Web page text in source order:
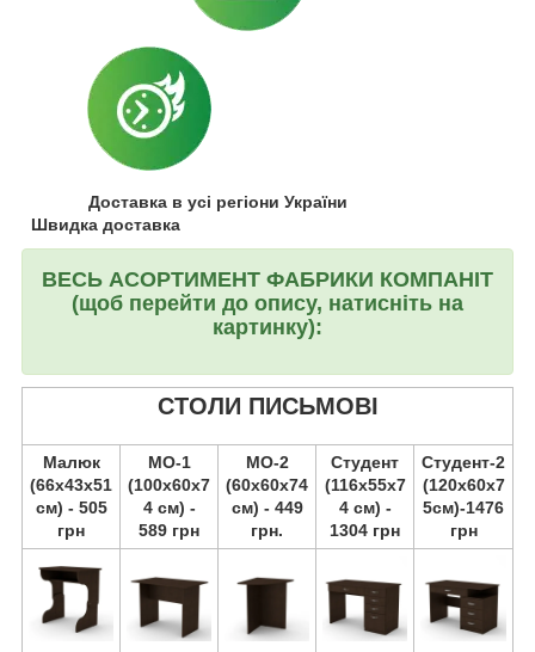
Доставка в усі регіони України
Швидка доставка
ВЕСЬ АСОРТИМЕНТ ФАБРИКИ КОМПАНІТ
(щоб перейти до опису, натисніть на
картинку):
СТОЛИ ПИСЬМОВІ
Малюк
(66х43х51
см) - 505
грн
МО-1
(100х60х7
4 см) -
589 грн
МО-2
(60х60х74
см) - 449
грн.
Студент
(116х55х7
4 см) -
1304 грн
Студент-2
(120х60х7
5см)-1476
грн